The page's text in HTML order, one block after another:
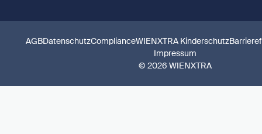
© 2026 WIENXTRA
AGBDatenschutzComplianceWIENXTRA Kinderschutz
Impressum